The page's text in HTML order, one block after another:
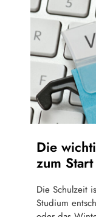
Die
zum Start
Die Schulzeit
Studium